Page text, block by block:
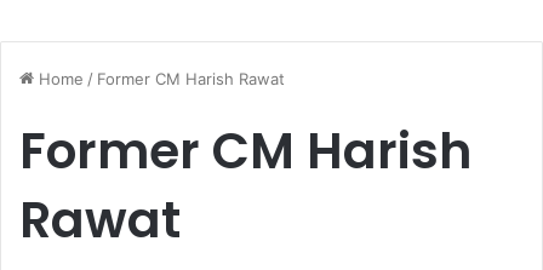
Home / Former CM Harish Rawat
Former CM Harish
Rawat